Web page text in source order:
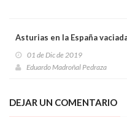
Asturias en la España
01 de Dic de 2019
Eduardo Madroñal Pedraza
DEJAR UN COMENTARIO